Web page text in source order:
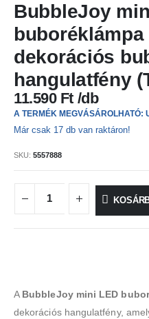
BubbleJoy
buboréklámpa
dekorációs
hangulatfény
11.590 Ft
A TERMÉK MEGVÁSÁROLHATÓ:
Már csak 17 db van raktáron!
SKU: 5557888
A BubbleJoy mini LED
dekorációs hangulatfény,